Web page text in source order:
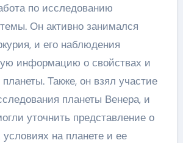
по исследованию
Он активно занимался
и его наблюдения
информацию о свойствах и
планеты. Также, он взял участие
планеты Венера, и
уточнить представление о
условиях на планете и ее